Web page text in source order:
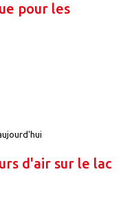
pour les
d'air sur le lac